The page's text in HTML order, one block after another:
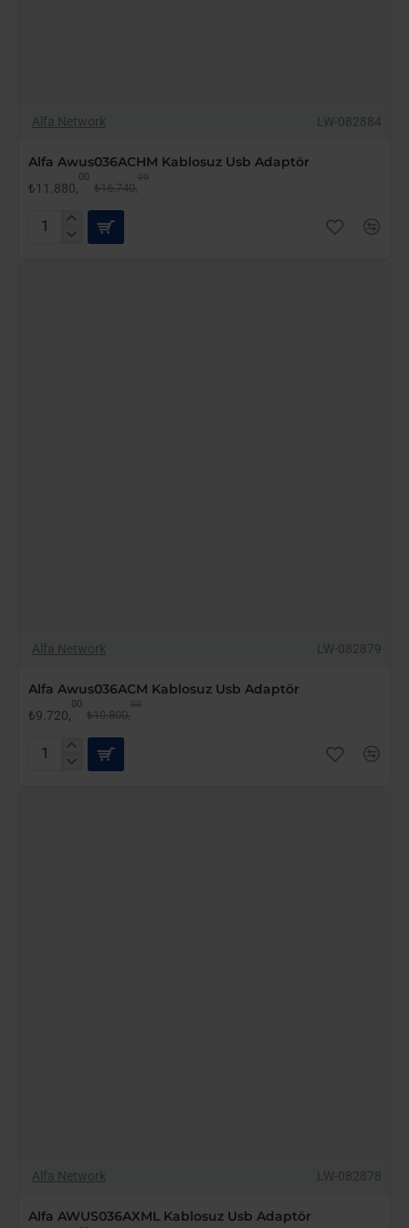
-29%
Alfa Network LW-082884
Alfa Awus036ACHM Kablosuz Usb Adaptör
₺11.880,
00
₺16.740,
00
Alfa
-10%
Alfa Network LW-082879
Alfa Awus036ACM Kablosuz Usb Adaptör
₺9.720,
00
₺10.800,
00
Alfa
YENI GELDI
Alfa Network LW-082878
Alfa AWUS036AXML Kablosuz Usb Adaptör